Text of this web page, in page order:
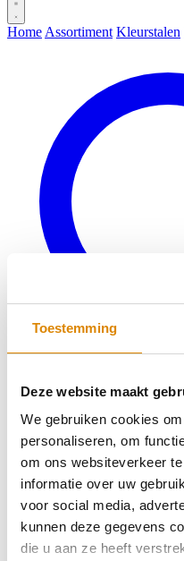
Toestemming
Deze website maakt
We gebruiken cookies
personaliseren, om
om ons websiteverkeer
informatie over uw
voor social media,
kunnen deze gegevens
die u aan ze heeft
Home Assortiment Kleurstalen
Veelgestelde vragen
Bereken uw keukenblad
Terug naar productaanbod
Outlet